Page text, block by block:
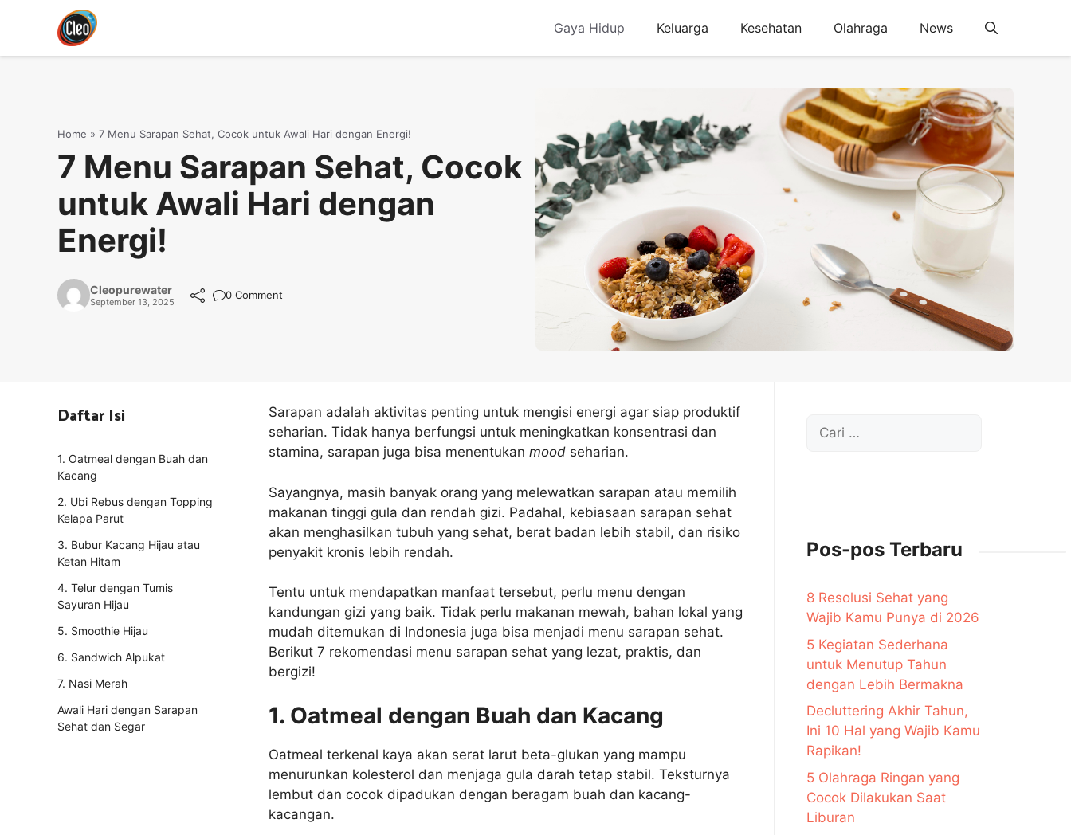
Gaya Hidup Keluarga Kesehatan Olahraga News
Home » 7 Menu Sarapan Sehat, Cocok untuk Awali Hari dengan Energi!
7 Menu Sarapan Sehat, Cocok
untuk Awali Hari dengan
Energi!
Cleopurewater
September 13, 2025
0 Comment
Sarapan adalah aktivitas penting untuk mengisi energi agar siap produktif
seharian. Tidak hanya berfungsi untuk meningkatkan konsentrasi dan
stamina, sarapan juga bisa menentukan mood seharian.
Sayangnya, masih banyak orang yang melewatkan sarapan atau memilih
makanan tinggi gula dan rendah gizi. Padahal, kebiasaan sarapan sehat
akan menghasilkan tubuh yang sehat, berat badan lebih stabil, dan risiko
penyakit kronis lebih rendah.
Tentu untuk mendapatkan manfaat tersebut, perlu menu dengan
kandungan gizi yang baik. Tidak perlu makanan mewah, bahan lokal yang
mudah ditemukan di Indonesia juga bisa menjadi menu sarapan sehat.
Berikut 7 rekomendasi menu sarapan sehat yang lezat, praktis, dan
bergizi!
1. Oatmeal dengan Buah dan Kacang
Oatmeal terkenal kaya akan serat larut beta-glukan yang mampu
menurunkan kolesterol dan menjaga gula darah tetap stabil. Teksturnya
lembut dan cocok dipadukan dengan beragam buah dan kacang-
kacangan.
Daftar Isi
1. Oatmeal dengan Buah dan
Kacang
2. Ubi Rebus dengan Topping
Kelapa Parut
3. Bubur Kacang Hijau atau
Ketan Hitam
4. Telur dengan Tumis
Sayuran Hijau
5. Smoothie Hijau
6. Sandwich Alpukat
7. Nasi Merah
Awali Hari dengan Sarapan
Sehat dan Segar
Cari
Pos-pos Terbaru
8 Resolusi Sehat yang
Wajib Kamu Punya di 2026
5 Kegiatan Sederhana
untuk Menutup Tahun
dengan Lebih Bermakna
Decluttering Akhir Tahun,
Ini 10 Hal yang Wajib Kamu
Rapikan!
5 Olahraga Ringan yang
Cocok Dilakukan Saat
Liburan